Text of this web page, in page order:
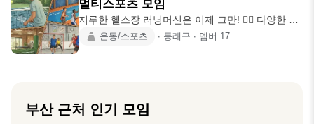
00분~11시00분 - 일요일 : 9시 00분~11시00분 (약
간의 변동 가능성 있음) 시간 맞는 회원님들 끼리 언
제나 번개 가능♤ (번개 모임 참석자들 1/N) ✔️장소 :
멀티스포츠 모임
지루한 헬스장 러닝머신은 이제 그만! 🏃‍♀️ 다양한 스
포츠를 즐기며 신나게 운동해요. 🎉이런 분께 추천
트 하고 싶으신 분 테니스, 풋살, 배드민턴, 탁구, 당
구, 볼링 등 매주 스포츠 종목을 바꿔가며 다양한 스
운동/스포츠 ∙ 동래구 ∙ 멤버 17
부산근처 인기 모임